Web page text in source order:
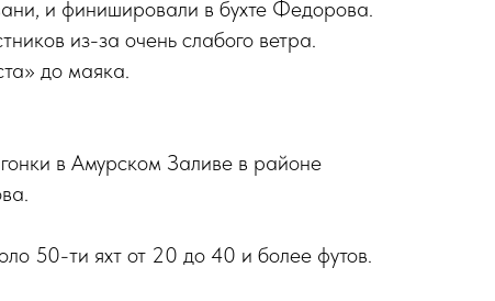
и финишировали в бухте Федорова.
из-за очень слабого ветра.
до маяка.
в Амурском Заливе в районе
50-ти яхт от 20 до 40 и более футов.